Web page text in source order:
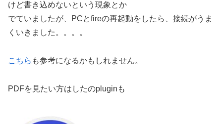
けど書き込めないという現象とか
でていましたが、PCとfireの再起動をしたら、接続がうま
くいきました。。。。
こちら も参考になるかもしれません。
PDFを見たい方はしたのpluginも